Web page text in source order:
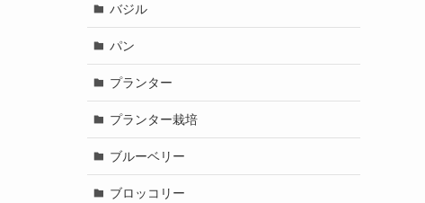
バジル
パン
プランター
プランター栽培
ブルーベリー
ブロッコリー